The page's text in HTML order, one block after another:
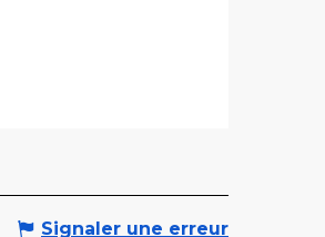
Signaler une erreur